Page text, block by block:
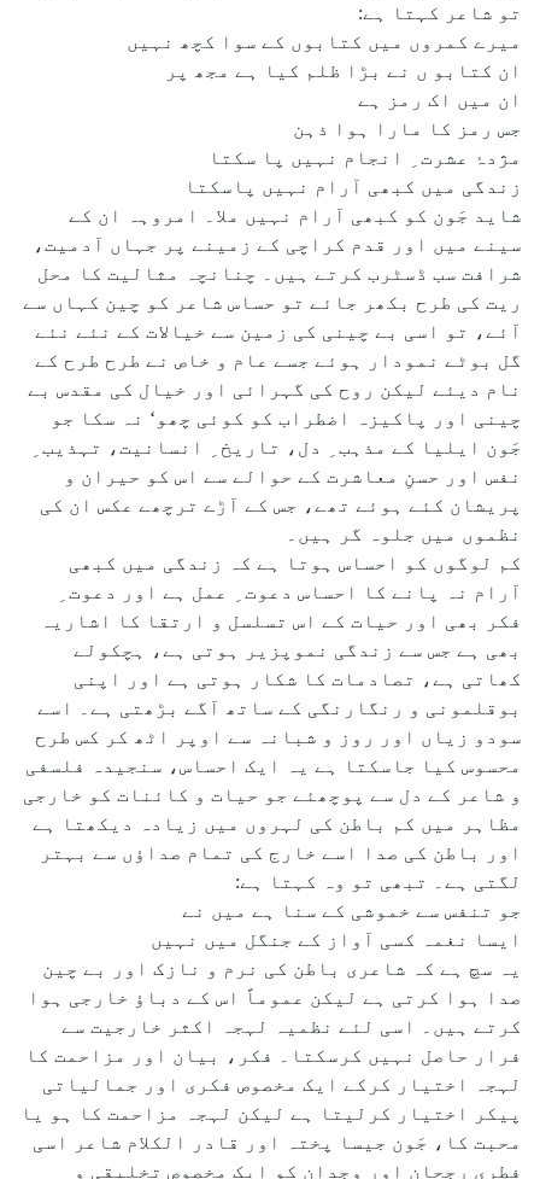
تو شاعر کہتا ہے:
میرے کمروں میں کتابوں کے سوا کچھ نہیں
ان کتابو ں نے بڑا ظلم کیا ہے مجھ پر
ان میں اک رمز ہے
جس رمز کا مارا ہوا ذہن
مژدۂ عشرت ِ انجام نہیں پا سکتا
زندگی میں کبھی آرام نہیں پاسکتا
شاید جَون کو کبھی آرام نہیں ملا۔ امروہہ ان کے
سینے میں اور قدم کراچی کے زمینے پر جہاں آدمیت،
شرافت سب ڈسٹرب کرتے ہیں۔ چنانچہ مثالیت کا محل
ریت کی طرح بکھر جائے تو حساس شاعر کو چین کہاں سے
آئے، تو اسی بے چینی کی زمین سے خیالات کے نئے نئے
گل بوٹے نمودار ہوئے جسے عام و خاص نے طرح طرح کے
نام دیئے لیکن روح کی گہرائی اور خیال کی مقدس بے
چینی اور پاکیزہ اضطراب کو کوئی چھو‘ نہ سکا جو
جَون ایلیا کے مذہب ِ دل، تاریخ ِ انسانیت، تہذیب ِ
نفس اور حسنِ معاشرت کے حوالے سے اس کو حیران و
پریشان کئے ہوئے تھے، جس کے آڑے ترچھے عکس ان کی
نظموں میں جلوہ گر ہیں۔
کم لوگوں کو احساس ہوتا ہے کہ زندگی میں کبھی
آرام نہ پانے کا احساس دعوت ِ عمل ہے اور دعوت ِ
فکر بھی اور حیات کے اس تسلسل و ارتقا کا اشاریہ
بھی ہے جس سے زندگی نموپزیر ہوتی ہے، ہچکولے
کھاتی ہے، تصادمات کا شکار ہوتی ہے اور اپنی
بوقلمونی و رنگارنگی کے ساتھ آگے بڑھتی ہے۔ اسے
سودو زیاں اور روز و شبانہ سے اوپر اٹھ کر کس طرح
محسوس کیا جاسکتا ہے یہ ایک احساس، سنجیدہ فلسفی
و شاعر کے دل سے پوچھئے جو حیات و کائنات کو خارجی
مظاہر میں کم باطن کی لہروں میں زیادہ دیکھتا ہے
اور باطن کی صدا اسے خارج کی تمام صداؤں سے بہتر
لگتی ہے۔ تبھی تو وہ کہتا ہے:
جو تنفس سے خموشی کے سنا ہے میں نے
ایسا نغمہ کسی آواز کے جنگل میں نہیں
یہ سچ ہے کہ شاعری باطن کی نرم و نازک اور بے چین
صدا ہوا کرتی ہے لیکن عموماً اس کے دباؤ خارجی ہوا
کرتے ہیں۔ اسی لئے نظمیہ لہجہ اکثر خارجیت سے
فرار حاصل نہیں کرسکتا۔ فکر، بیان اور مزاحمت کا
لہجہ اختیار کرکے ایک مخصوص فکری اور جمالیاتی
پیکر اختیار کرلیتا ہے لیکن لہجہ مزاحمت کا ہو یا
محبت کا، جَون جیسا پختہ اور قادر الکلام شاعر اسی
فطری رجحان اور وجدان کو ایک مخصوص تخلیقی و